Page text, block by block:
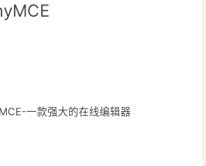
一款强大的在线编辑器